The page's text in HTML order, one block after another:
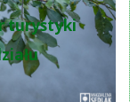
turystyki